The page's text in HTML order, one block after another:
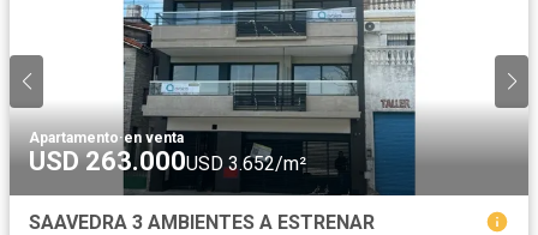
Apartamento·en venta
USD 263.000USD 3.652/m²
SAAVEDRA 3 AMBIENTES A ESTRENAR